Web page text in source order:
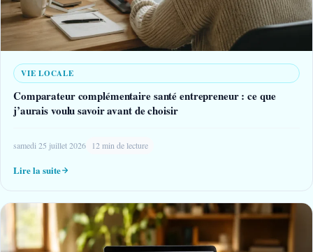
VIE LOCALE
Comparateur complémentaire santé entrepreneur : ce que
j’aurais voulu savoir avant de choisir
samedi 25 juillet 2026 12 min de lecture
Lire la suite